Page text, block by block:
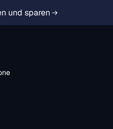
und sparen